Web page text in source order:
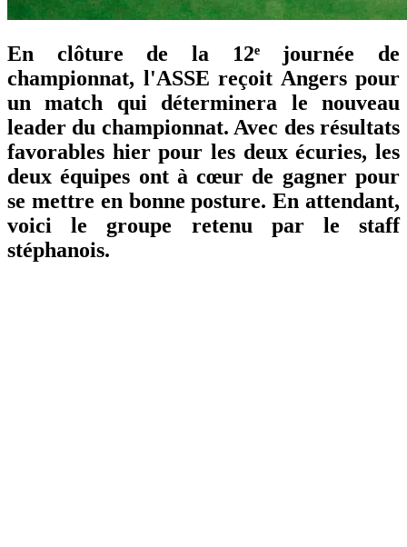
En clôture de la 12ᵉ journée de
championnat, l'ASSE reçoit Angers pour
un match qui déterminera le nouveau
leader du championnat. Avec des résultats
favorables hier pour les deux écuries, les
deux équipes ont à cœur de gagner pour
se mettre en bonne posture. En attendant,
voici le groupe retenu par le staff
stéphanois.